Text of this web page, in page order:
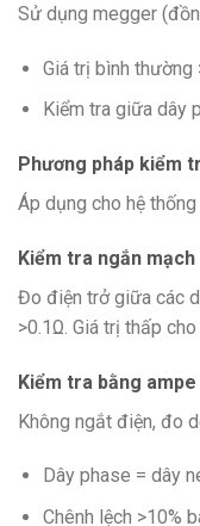
Sử dụng megger
Giá trị bình thường
Kiểm tra giữa dây
Phương pháp kiểm
Áp dụng cho hệ
Kiểm tra ngắn mạch
Đo điện trở giữa các
>0.1Ω. Giá trị thấp
Kiểm tra bằng
Không ngắt điện, đo
Dây phase = dây
Chênh lệch >10%